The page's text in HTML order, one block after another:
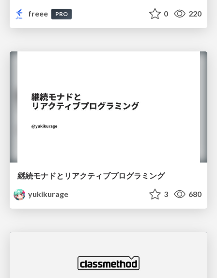
freee
PRO 0 220
継続モナドとリアクティブプログラミング
yukikurage
3 680